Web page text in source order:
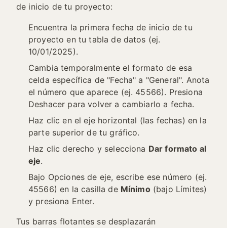
de inicio de tu proyecto:
Encuentra la primera fecha de inicio de tu
proyecto en tu tabla de datos (ej.
10/01/2025).
Cambia temporalmente el formato de esa
celda específica de "Fecha" a "General". Anota
el número que aparece (ej. 45566). Presiona
Deshacer para volver a cambiarlo a fecha.
Haz clic en el eje horizontal (las fechas) en la
parte superior de tu gráfico.
Haz clic derecho y selecciona Dar formato al
eje.
Bajo Opciones de eje, escribe ese número (ej.
45566) en la casilla de Mínimo(bajo Límites)
y presiona Enter.
Tus barras flotantes se desplazarán